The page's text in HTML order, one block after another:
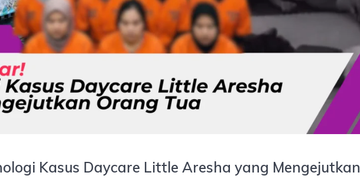
Kasus Daycare Little Aresha yang Mengejutkan